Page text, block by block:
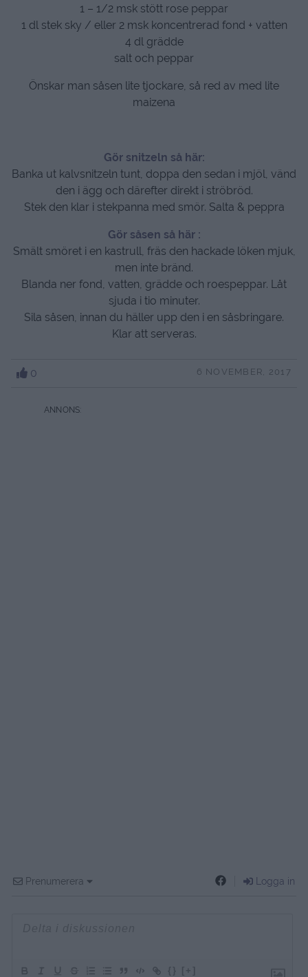
1 – 1/2 msk stött rose peppar
1 dl stek sky / eller 2 msk koncentrerad fond + vatten
4 dl grädde
salt och peppar
Önskar man såsen lite tjockare, så red av med lite
maizena
Gör snitzeln så här:
Banka ut kalvsnitzeln tunt, doppa den sedan i mjöl, vänd
den i ägg och därefter direkt i ströbröd.
Stek den klar i stekpanna med smör. Salta & peppra
Gör såsen så här :
Smält smöret i en kastrull, fräs den hackade löken mjuk,
men inte bränd.
Blanda ner fond, vatten, grädde och roespeppar. Låt
sjuda i tio minuter.
Sila såsen, innan du häller upp den i en såsbringare.
Klar att serveras.
0 6 NOVEMBER, 2017
Prenumerera Logga in
{} [+]